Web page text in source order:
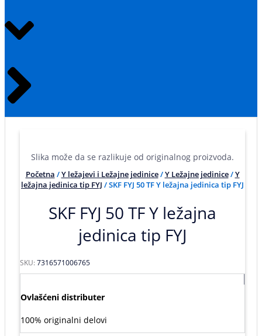
Slika može da se razlikuje od originalnog proizvoda.
Početna /Y ležajevi i Ležajne jedinice/Y Ležajne jedinice/Y
ležajna jedinica tip FYJ / SKF FYJ 50 TF Y ležajna jedinica tip FYJ
SKF FYJ 50 TF Y ležajna
jedinica tip FYJ
SKU:7316571006765
Ovlašćeni distributer
100% originalni delovi